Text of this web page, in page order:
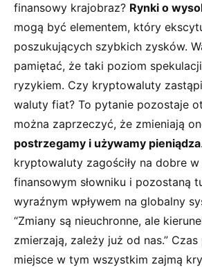
finansowy krajobraz? Rynki o
mogą być elementem, który⁢
poszukujących szybkich zysków.
‍pamiętać, że ⁣taki poziom
ryzykiem. Czy kryptowaluty
waluty fiat? To⁣ pytanie pozostaje
‍można zaprzeczyć,⁢ że zmieniają
postrzegamy i używamy pieniądza
kryptowaluty zagościły na dobre w
finansowym słowniku i pozostaną
wyraźnym wpływem na globalny
“Zmiany są nieuchronne, ale
zmierzają, zależy już od nas.”
miejsce ⁢w tym wszystkim zajmą